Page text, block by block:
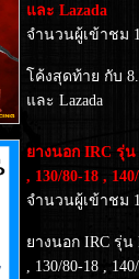
และ Lazada
จำนวนผู้เข้าชม
โค้งสุดท้าย กับ
และ Lazada
ยางนอก IRC รุ่น
, 130/80-18 ,
จำนวนผู้เข้าชม
ยางนอก IRC รุ่น
, 130/80-18 ,